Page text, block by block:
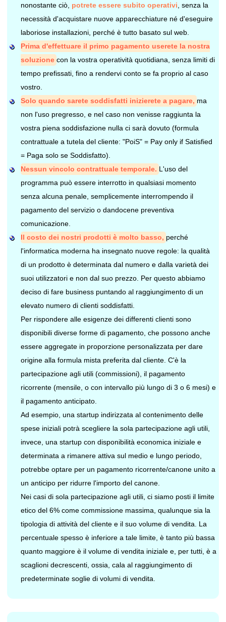
nonostante ciò, potrete essere subito operativi , senza la
necessità d'acquistare nuove apparecchiature né d'eseguire
laboriose installazioni, perché è tutto basato sul web.
Prima d'effettuare il primo pagamento userete la nostra
soluzione con la vostra operatività quotidiana, senza limiti di
tempo prefissati, fino a rendervi conto se fa proprio al caso
vostro.
Solo quando sarete soddisfatti inizierete a pagare, ma
non l'uso pregresso, e nel caso non venisse raggiunta la
vostra piena soddisfazione nulla ci sarà dovuto (formula
contrattuale a tutela del cliente: "PoiS" = Pay only if Satisfied
= Paga solo se Soddisfatto).
Nessun vincolo contrattuale temporale. L'uso del
programma può essere interrotto in qualsiasi momento
senza alcuna penale, semplicemente interrompendo il
pagamento del servizio o dandocene preventiva
comunicazione.
Il costo dei nostri prodotti è molto basso, perché
l'informatica moderna ha insegnato nuove regole: la qualità
di un prodotto è determinata dal numero e dalla varietà dei
suoi utilizzatori e non dal suo prezzo. Per questo abbiamo
deciso di fare business puntando al raggiungimento di un
elevato numero di clienti soddisfatti.
Per rispondere alle esigenze dei differenti clienti sono
disponibili diverse forme di pagamento, che possono anche
essere aggregate in proporzione personalizzata per dare
origine alla formula mista preferita dal cliente. C'è la
partecipazione agli utili (commissioni), il pagamento
ricorrente (mensile, o con intervallo più lungo di 3 o 6 mesi) e
il pagamento anticipato.
Ad esempio, una startup indirizzata al contenimento delle
spese iniziali potrà scegliere la sola partecipazione agli utili,
invece, una startup con disponibilità economica iniziale e
determinata a rimanere attiva sul medio e lungo periodo,
potrebbe optare per un pagamento ricorrente/canone unito a
un anticipo per ridurre l'importo del canone.
Nei casi di sola partecipazione agli utili, ci siamo posti il limite
etico del 6% come commissione massima, qualunque sia la
tipologia di attività del cliente e il suo volume di vendita. La
percentuale spesso è inferiore a tale limite, è tanto più bassa
quanto maggiore è il volume di vendita iniziale e, per tutti, è a
scaglioni decrescenti, ossia, cala al raggiungimento di
predeterminate soglie di volumi di vendita.